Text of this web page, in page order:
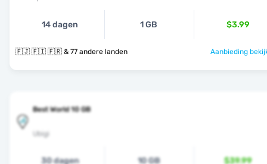
14 dagen 1 GB $3.99
🇫🇯 🇫🇮 🇫🇷 & 77 andere landen Aanbieding
Best World 10 GB
Ubigi
30 dagen 10 GB $39.99